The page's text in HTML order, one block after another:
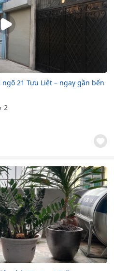
21 Tựu Liệt – ngay gần bến
2